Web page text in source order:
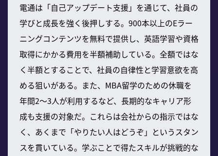
電通は「自己アップデート支援」を通じて、社員の
学びと成長を強く後押しする。900本以上のEラー
ニングコンテンツを無料で提供し、英語学習や資格
取得にかかる費用を半額補助している。全額ではな
く半額とすることで、社員の自律性と学習意欲を高
める狙いがある。また、MBA留学のための休職を
年間2〜3人が利用するなど、長期的なキャリア形
成も支援の対象だ。これらは会社からの指示ではな
く、あくまで「やりたい人はどうぞ」というスタン
スを貫いている。学ぶことで得たスキルが挑戦的な